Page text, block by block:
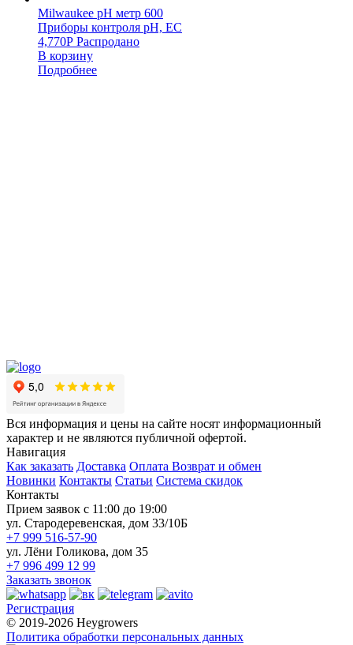
Milwaukee pH метр 600
Приборы контроля pH, EC
4,770Р Распродано
В корзину
Подробнее
Вся информация и цены на сайте носят информационный
характер и не являются публичной офертой.
Навигация
Как заказать Доставка Оплата Возврат и обмен
Новинки Контакты Статьи Система скидок
Контакты
Прием заявок с 11:00 до 19:00
ул. Стародеревенская, дом 33/10Б
+7 999 516-57-90
ул. Лёни Голикова, дом 35
+7 996 499 12 99
Заказать звонок
Регистрация
© 2019-2026 Heygrowers
Политика обработки персональных данных